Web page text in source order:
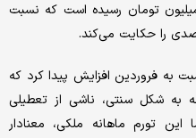
در تهران به مترمربعی 199‌میلیون تومان رسیده است که نسبت
شاخص 21.5درصد نسبت به فروردین افزایش پیدا کرد که
به شکل سنتی، ناشی از تعطیلی
تورم ماهانه ملکی، معنادار